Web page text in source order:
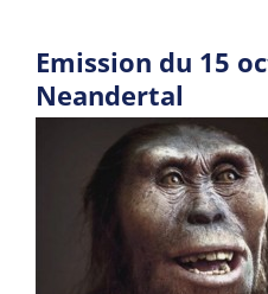
Emission du 15
Neandertal